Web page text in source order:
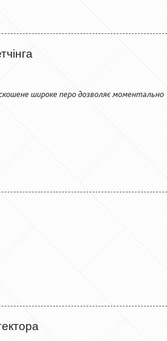
скошене широке перо дозволяє моментально